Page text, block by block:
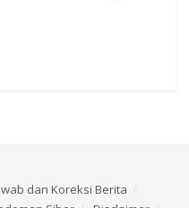
dan Koreksi Berita